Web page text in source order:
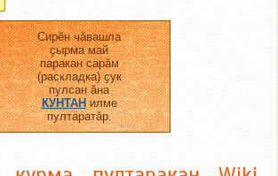
Сирӗн чӑвашла
ҫырма май
паракан сарӑм
(раскладка) ҫук
пулсан ӑна
КУНТАНилме
пултаратӑр.